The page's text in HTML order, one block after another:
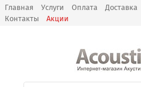
Главная Услуги Оплата Доставка
Контакты
Акции